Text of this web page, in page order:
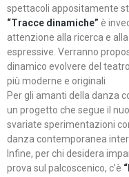
spettacoli appositamente
“Tracce dinamiche” è
attenzione alla ricerca e
espressive. Verranno
dinamico evolvere del
più moderne e originali
Per gli amanti della danza
un progetto che segue il
svariate sperimentazioni
danza contemporanea
Infine, per chi desidera
prova sul palcoscenico, c’è